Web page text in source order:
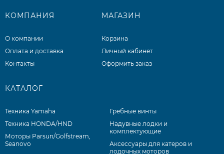
КОМПАНИЯ
О компании
Оплата и доставка
Контакты
МАГАЗИН
Корзина
Личный кабинет
Оформить заказ
КАТАЛОГ
Техника Yamaha
Техника HONDA/HND
Моторы Parsun/Golfstream,
Seanovo
Гребные винты
Надувные лодки и
комплектующие
Аксессуары для катеров и
лодочных моторов